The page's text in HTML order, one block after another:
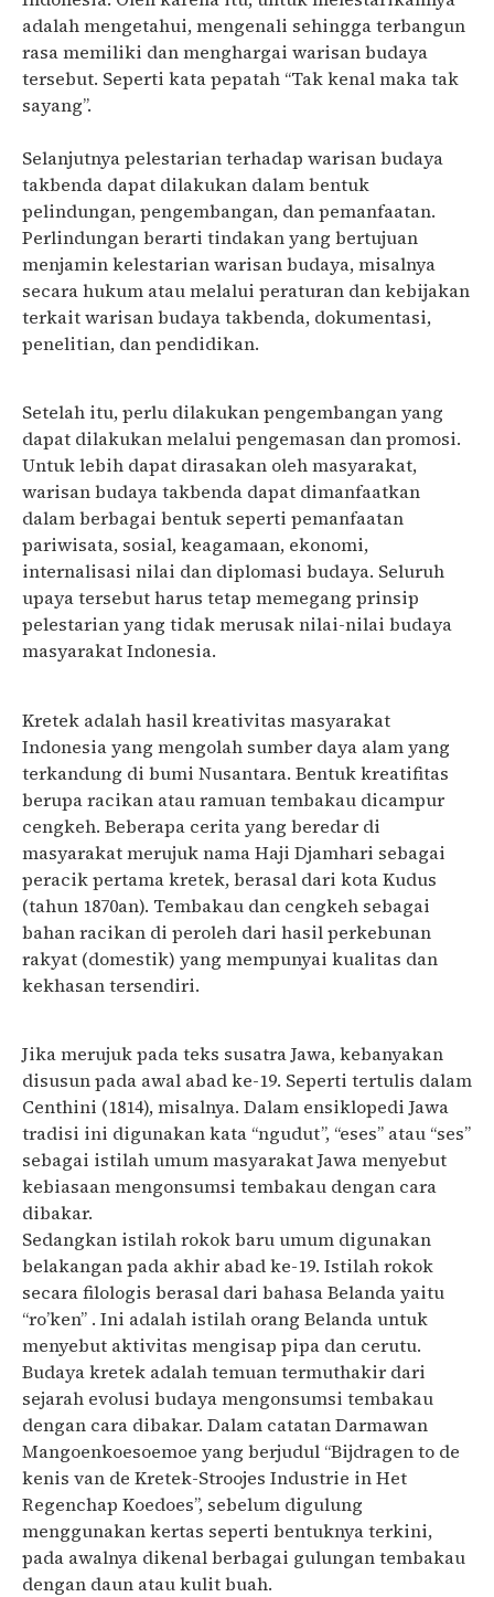
adalah mengetahui, mengenali sehingga terbangun
rasa memiliki dan menghargai warisan budaya
tersebut. Seperti kata pepatah “Tak kenal maka tak
sayang”.
Selanjutnya pelestarian terhadap warisan budaya
takbenda dapat dilakukan dalam bentuk
pelindungan, pengembangan, dan pemanfaatan.
Perlindungan berarti tindakan yang bertujuan
menjamin kelestarian warisan budaya, misalnya
secara hukum atau melalui peraturan dan kebijakan
terkait warisan budaya takbenda, dokumentasi,
penelitian, dan pendidikan.
Setelah itu, perlu dilakukan pengembangan yang
dapat dilakukan melalui pengemasan dan promosi.
Untuk lebih dapat dirasakan oleh masyarakat,
warisan budaya takbenda dapat dimanfaatkan
dalam berbagai bentuk seperti pemanfaatan
pariwisata, sosial, keagamaan, ekonomi,
internalisasi nilai dan diplomasi budaya. Seluruh
upaya tersebut harus tetap memegang prinsip
pelestarian yang tidak merusak nilai-nilai budaya
masyarakat Indonesia.
Kretek adalah hasil kreativitas masyarakat
Indonesia yang mengolah sumber daya alam yang
terkandung di bumi Nusantara. Bentuk kreatifitas
berupa racikan atau ramuan tembakau dicampur
cengkeh. Beberapa cerita yang beredar di
masyarakat merujuk nama Haji Djamhari sebagai
peracik pertama kretek, berasal dari kota Kudus
(tahun 1870an). Tembakau dan cengkeh sebagai
bahan racikan di peroleh dari hasil perkebunan
rakyat (domestik) yang mempunyai kualitas dan
kekhasan tersendiri.
Jika merujuk pada teks susatra Jawa, kebanyakan
disusun pada awal abad ke-19. Seperti tertulis dalam
Centhini (1814), misalnya. Dalam ensiklopedi Jawa
tradisi ini digunakan kata “ngudut”, “eses” atau “ses”
sebagai istilah umum masyarakat Jawa menyebut
kebiasaan mengonsumsi tembakau dengan cara
dibakar.
Sedangkan istilah rokok baru umum digunakan
belakangan pada akhir abad ke-19. Istilah rokok
secara filologis berasal dari bahasa Belanda yaitu
“ro’ken” . Ini adalah istilah orang Belanda untuk
menyebut aktivitas mengisap pipa dan cerutu.
Budaya kretek adalah temuan termuthakir dari
sejarah evolusi budaya mengonsumsi tembakau
dengan cara dibakar. Dalam catatan Darmawan
Mangoenkoesoemoe yang berjudul “Bijdragen to de
kenis van de Kretek-Stroojes Industrie in Het
Regenchap Koedoes”, sebelum digulung
menggunakan kertas seperti bentuknya terkini,
pada awalnya dikenal berbagai gulungan tembakau
dengan daun atau kulit buah.